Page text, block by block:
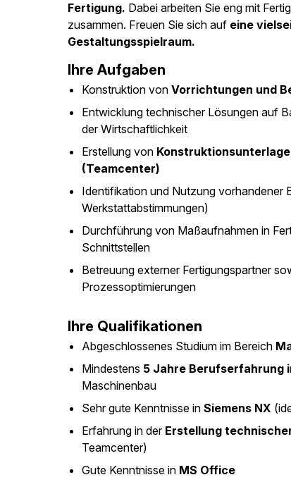
Fertigung. Dabei arbeiten Sie eng mit
zusammen. Freuen Sie sich auf eine
Gestaltungsspielraum.
Ihre Aufgaben
Konstruktion von Vorrichtungen und
Entwicklung technischer Lösungen auf
der Wirtschaftlichkeit
Erstellung von
(Teamcenter)
Identifikation und Nutzung vorhandener
Werkstattabstimmungen)
Durchführung von Maßaufnahmen in
Schnittstellen
Betreuung externer Fertigungspartner
Prozessoptimierungen
Ihre Qualifikationen
Abgeschlossenes Studium im Bereich
Mindestens 5 Jahre Berufserfahrung
Maschinenbau
Sehr gute Kenntnisse in Siemens NX
Erfahrung in der Erstellung
Teamcenter)
Gute Kenntnisse in MS Office